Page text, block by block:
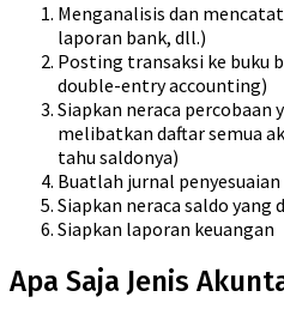
Menganalisis dan
laporan bank, dll.)
Posting transaksi ke buku
double-entry accounting)
Siapkan neraca percobaan
melibatkan daftar semua
tahu saldonya)
Buatlah jurnal
Siapkan neraca saldo yang
Siapkan laporan keuangan
Apa Saja Jenis